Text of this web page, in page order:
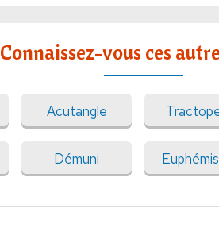
Connaissez-vous ces
Acutangle
Démuni